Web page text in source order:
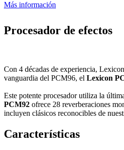
Más información
Procesador de efectos
Con 4 décadas de experiencia,
vanguardia del PCM96, el Lexicon
Este potente procesador utiliza la
PCM92 ofrece 28 reverberaciones
incluyen clásicos reconocibles de
Características